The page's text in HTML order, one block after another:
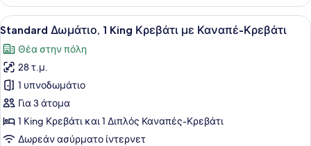
Μονά
(Sea
Side)
Προβολή
όλων
των
φωτογραφιών
για
Standard
Δωμάτιο,
1
Ένα σύγχρονο δωμάτιο
12
Standard Δωμάτιο, 1 King Κρεβάτι με Καναπέ-Κρεβάτι
Θέα στην πόλη
28 τ.μ.
1 υπνοδωμάτιο
Για 3 άτομα
1 King Κρεβάτι και 1 Διπλός Καναπές-Κρεβάτι
Δωρεάν ασύρματο ίντερνετ